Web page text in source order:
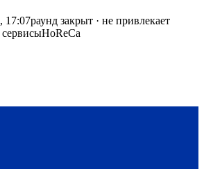
17:07раунд закрыт · не привлекает
HoReCa